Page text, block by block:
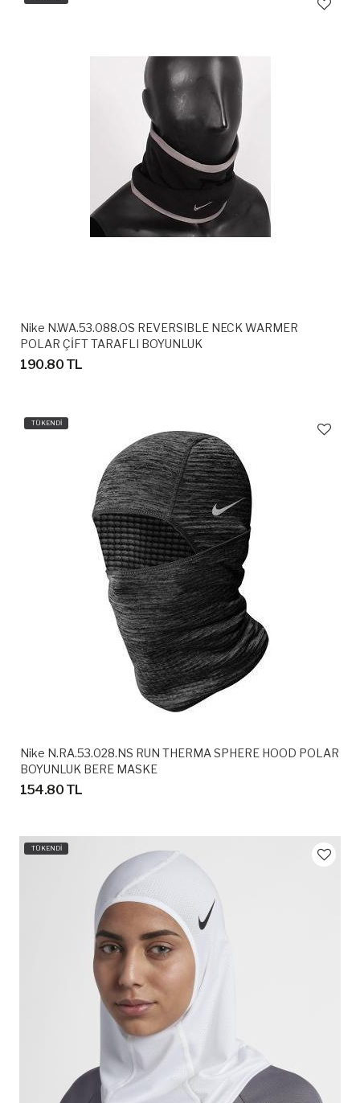
Nike N.WA.53.088.OS REVERSIBLE NECK WARMER
POLAR ÇİFT TARAFLI BOYUNLUK
190.80 TL
TÜKENDİ
Nike N.RA.53.028.NS RUN THERMA SPHERE HOOD POLAR
BOYUNLUK BERE MASKE
154.80 TL
TÜKENDİ